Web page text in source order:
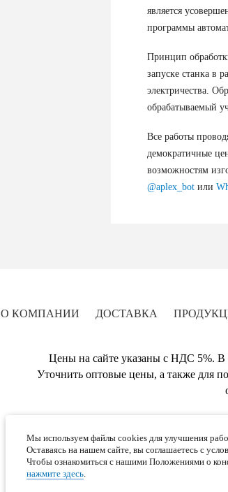
является
программы
Принцип
запуске станка в
электричества.
обрабатываемый
Все работы
демократичные
возможностям
@aplex_botили
О КОМПАНИИ ДОСТАВКА
Цены на сайте указаны с НДС 5%. В
Уточнить оптовые цены, а также для
Наш адрес: г.
Мы используем файлы cookies для улучшения
Оставаясь на нашем сайте, вы соглашаетесь с
Чтобы ознакомиться с нашими Положениями о
нажмите здесь.